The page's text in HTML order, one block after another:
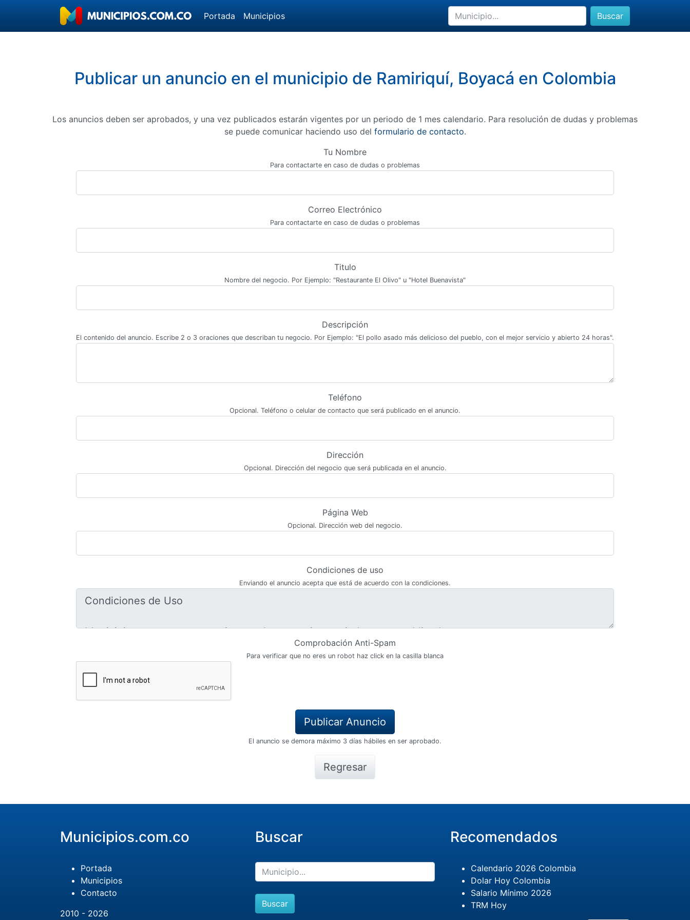
Portada Municipios Buscar
Publicar un anuncio en el municipio de Ramiriquí, Boyacá en Colombia
Los anuncios deben ser aprobados, y una vez publicados estarán vigentes por un periodo de 1 mes calendario. Para resolución de dudas y problemas
se puede comunicar haciendo uso del formulario de contacto.
Tu Nombre
Para contactarte en caso de dudas o problemas
Correo Electrónico
Para contactarte en caso de dudas o problemas
Titulo
Nombre del negocio. Por Ejemplo: "Restaurante El Olivo" u "Hotel Buenavista"
Descripción
El contenido del anuncio. Escribe 2 o 3 oraciones que describan tu negocio. Por Ejemplo: "El pollo asado más delicioso del pueblo, con el mejor servicio y abierto 24 horas".
Teléfono
Opcional. Teléfono o celular de contacto que será publicado en el anuncio.
Dirección
Opcional. Dirección del negocio que será publicada en el anuncio.
Página Web
Opcional. Dirección web del negocio.
Condiciones de uso
Enviando el anuncio acepta que está de acuerdo con la condiciones.
Comprobación Anti-Spam
Para verificar que no eres un robot haz click en la casilla blanca
El anuncio se demora máximo 3 días hábiles en ser aprobado.
Regresar
Municipios.com.co
Portada
Municipios
Contacto
2010 - 2026
Buscar
Buscar
Recomendados
Calendario 2026 Colombia
Dolar Hoy Colombia
Salario Mínimo 2026
TRM Hoy